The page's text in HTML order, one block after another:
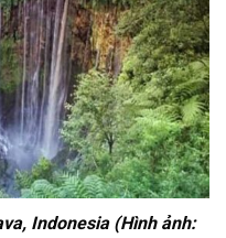
Indonesia (Hình ảnh: